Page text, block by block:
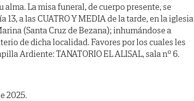
alma. La misa funeral, de cuerpo presente, se
13, a las CUATRO Y MEDIA de la tarde, en la iglesia
(Santa Cruz de Bezana); inhumándose a
de dicha localidad. Favores por los cuales les
Ardiente: TANATORIO EL ALISAL, sala nº 6.
2025.